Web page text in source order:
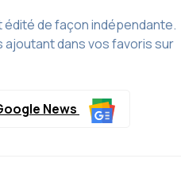
de façon indépendante.
dans vos favoris sur
News